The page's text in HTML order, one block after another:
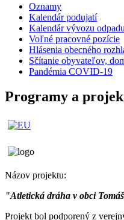
Oznamy
Kalendár podujatí
Kalendár vývozu odpadu
Voľné pracovné pozície
Hlásenia obecného
Sčítanie obyvateľov,
Pandémia COVID-19
Programy a
Názov projektu:
"Atletická dráha v obci
Projekt bol podporený z